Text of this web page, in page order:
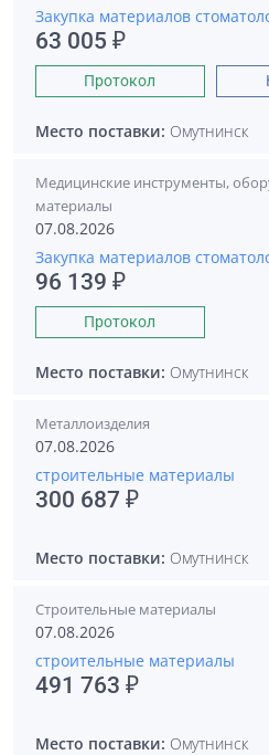
Закупка материалов
63 005 ₽
Протокол
Место поставки: Омутнинск
Медицинские инструменты,
материалы
07.08.2026
Закупка материалов
96 139 ₽
Протокол
Место поставки: Омутнинск
Металлоизделия
07.08.2026
строительные материалы
300 687 ₽
Место поставки: Омутнинск
Строительные материалы
07.08.2026
строительные материалы
491 763 ₽
Место поставки: Омутнинск